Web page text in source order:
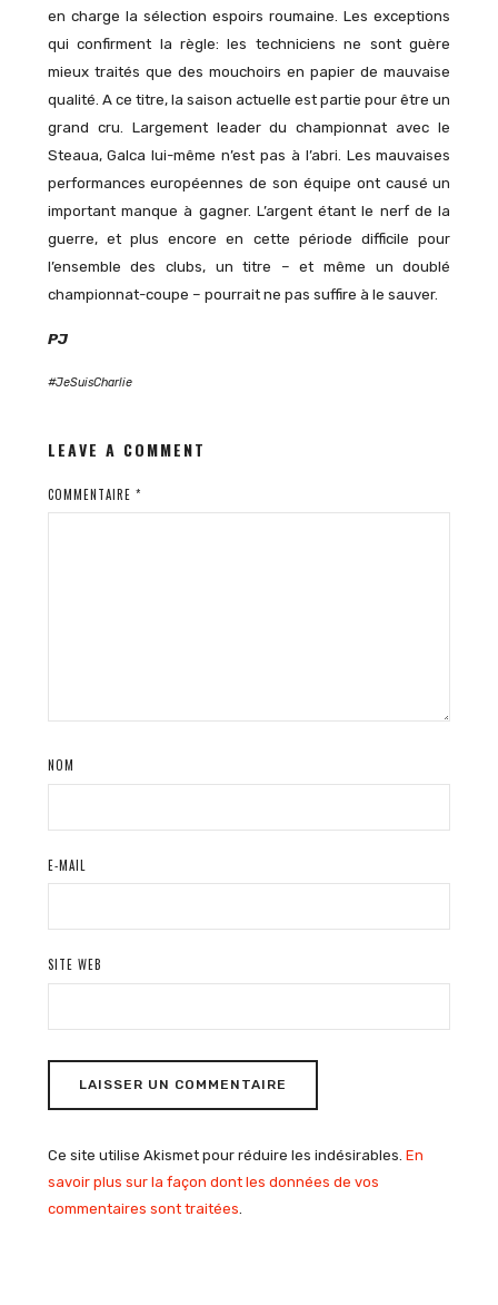
en charge la sélection espoirs roumaine. Les exceptions
qui confirment la règle: les techniciens ne sont guère
mieux traités que des mouchoirs en papier de mauvaise
qualité. A ce titre, la saison actuelle est partie pour être un
grand cru. Largement leader du championnat avec le
Steaua, Galca lui-même n’est pas à l’abri. Les mauvaises
performances européennes de son équipe ont causé un
important manque à gagner. L’argent étant le nerf de la
guerre, et plus encore en cette période difficile pour
l’ensemble des clubs, un titre – et même un doublé
championnat-coupe – pourrait ne pas suffire à le sauver.
PJ
#JeSuisCharlie
LEAVE A COMMENT
COMMENTAIRE *
NOM
E-MAIL
SITE WEB
Ce site utilise Akismet pour réduire les indésirables. En
savoir plus sur la façon dont les données de vos
commentaires sont traitées